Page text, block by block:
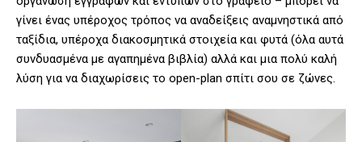
γίνει ένας υπέροχος τρόπος να αναδείξεις αναμνηστικά από
ταξίδια, υπέροχα διακοσμητικά στοιχεία και φυτά (όλα αυτά
συνδυασμένα με αγαπημένα βιβλία) αλλά και μια πολύ καλή
λύση για να διαχωρίσεις το open-plan σπίτι σου σε ζώνες.